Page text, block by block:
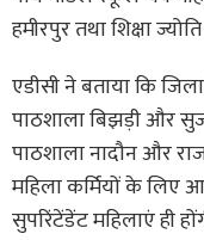
हमीरपुर तथा शिक्षा
एडीसी ने बताया कि
पाठशाला बिझड़ी और
पाठशाला नादौन और
महिला कर्मियों के लिए
सुपरिंटेंडेंट महिलाएं ही